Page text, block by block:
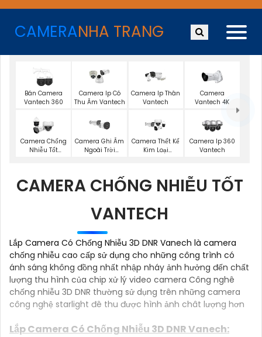
CAMERANHA TRANG
Bán Camera
Vantech 360
Camera Ip Có
Thu Âm Vantech
Camera Ip Thân
Vantech
Camera
Vantech 4K
Camera Chống
Nhiễu Tốt
Camera Ghi Âm
Ngoài Trời
Camera Thết Kế
Kim Loại
Camera Ip 360
Vantech
CAMERA CHỐNG NHIỄU TỐT
VANTECH
Lắp Camera Có Chống Nhiễu 3D DNR Vanech là camera
chống nhiễu cao cấp sử dụng cho những công trình có
ánh sáng không đồng nhất nhập nháy ảnh hưởng đến chất
lượng thu hình của chip xử lý video camera Công nghê
chống nhiễu 3D DNR thường sử dụng trên những camera
công nghệ starlight đê thu được hình ảnh chât lượng hơn
Lắp Camera Có Chống Nhiễu 3D DNR Vanech: